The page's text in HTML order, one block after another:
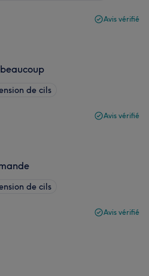
Avis vérifié
de cils
Avis vérifié
de cils
Avis vérifié